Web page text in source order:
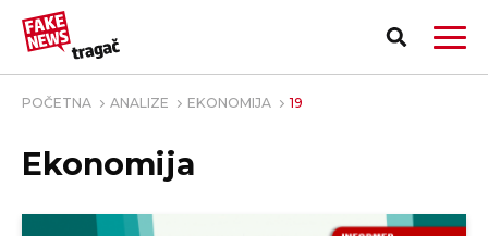
POČETNA ANALIZE EKONOMIJA 19
Ekonomija